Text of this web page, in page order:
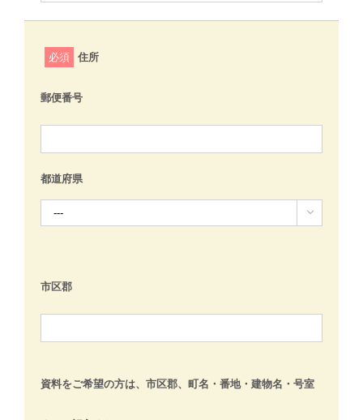
必須 住所
郵便番号
都道府県

市区郡
資料をご希望の方は、市区郡、町名・番地・建物名・号室